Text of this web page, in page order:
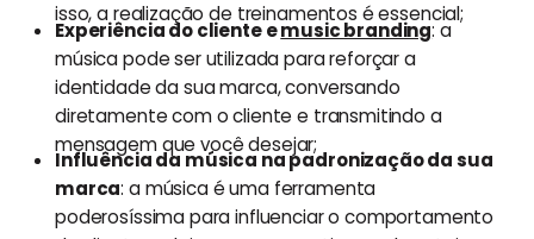
isso, a realização de treinamentos é essencial;
Experiência do cliente emusic branding: a
música pode ser utilizada para reforçar a
identidade da sua marca, conversando
diretamente com o cliente e transmitindo a
mensagem que você desejar;
Influência da música na padronização da sua
marca: a música é uma ferramenta
poderosíssima para influenciar o comportamento